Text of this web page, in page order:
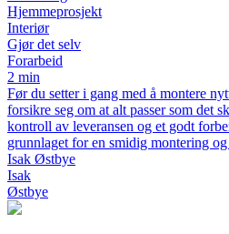
Hjemmeprosjekt
Interiør
Gjør det selv
Forarbeid
2 min
Før du setter i gang med å montere
forsikre seg om at alt passer som det
kontroll av leveransen og et godt
grunnlaget for en smidig montering
Isak Østbye
Isak
Østbye